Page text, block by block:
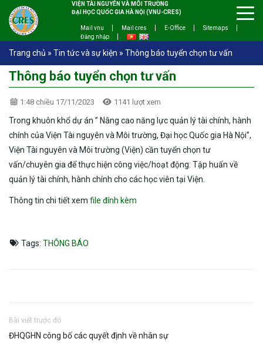
VIỆN TÀI NGUYÊN VÀ MÔI TRƯỜNG
ĐẠI HỌC QUỐC GIA HÀ NỘI (VNU-CRES)
Mail vnu Mail cres E-Office
Sitemaps
Đăng nhập
Trang chủ » Tin tức và sự kiện » Thông báo tuyển chọn tư vấn
Thông báo tuyển chọn tư vấn
1:48 chiều 17/11/2023 1141 lượt xem
Trong khuôn khổ dự án ” Nâng cao năng lực quản lý tài chính, hành
chính của Viện Tài nguyên và Môi trường, Đại học Quốc gia Hà Nội”,
Viện Tài nguyên và Môi trường (Viện) cần tuyển chọn tư
vấn/chuyên gia để thực hiện công việc/hoạt động: Tập huấn về
quản lý tài chính, hành chính cho các học viên tại Viện.
Thông tin chi tiết xem file đính kèm
Tags: THÔNG BÁO
Bài viết trước đó
ĐHQGHN công bố các quyết định về nhân sự